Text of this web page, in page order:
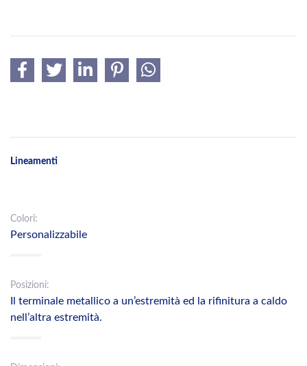
Lineamenti
Colori:
Personalizzabile
Posizioni:
Il terminale metallico a un’estremità ed la rifinitura a caldo
nell’altra estremità.